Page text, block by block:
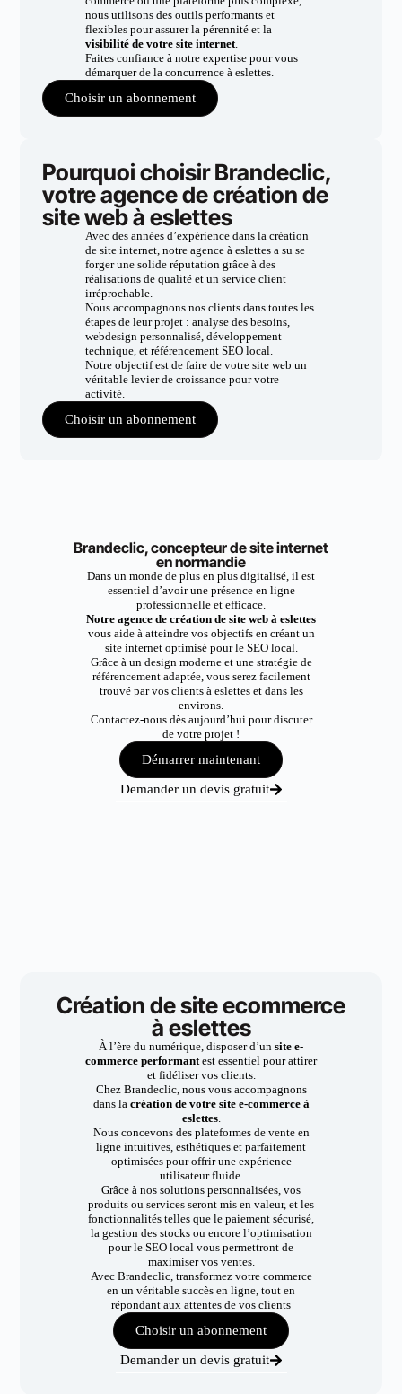
nous utilisons des outils performants et
flexibles pour assurer la pérennité et la
visibilité de votre site internet.
Faites confiance à notre expertise pour vous
démarquer de la concurrence à eslettes.
Choisir un abonnement
Pourquoi choisir Brandeclic,
votre agence de création de
site web à eslettes
Avec des années d’expérience dans la création
de site internet, notre agence à eslettes a su se
forger une solide réputation grâce à des
réalisations de qualité et un service client
irréprochable.
Nous accompagnons nos clients dans toutes les
étapes de leur projet : analyse des besoins,
webdesign personnalisé, développement
technique, et référencement SEO local.
Notre objectif est de faire de votre site web un
véritable levier de croissance pour votre
activité.
Choisir un abonnement
Brandeclic, concepteur de site internet
en normandie
Dans un monde de plus en plus digitalisé, il est
essentiel d’avoir une présence en ligne
professionnelle et efficace.
Notre agence de création de site web à eslettes
vous aide à atteindre vos objectifs en créant un
site internet optimisé pour le SEO local.
Grâce à un design moderne et une stratégie de
référencement adaptée, vous serez facilement
trouvé par vos clients à eslettes et dans les
environs.
Contactez-nous dès aujourd’hui pour discuter
de votre projet !
Démarrer maintenant
Demander un devis gratuit
Création de site ecommerce
à eslettes
À l’ère du numérique, disposer d’un site e-
commerce performantest essentiel pour attirer
et fidéliser vos clients.
Chez Brandeclic, nous vous accompagnons
dans la création de votre site e-commerce à
eslettes.
Nous concevons des plateformes de vente en
ligne intuitives, esthétiques et parfaitement
optimisées pour offrir une expérience
utilisateur fluide.
Grâce à nos solutions personnalisées, vos
produits ou services seront mis en valeur, et les
fonctionnalités telles que le paiement sécurisé,
la gestion des stocks ou encore l’optimisation
pour le SEO local vous permettront de
maximiser vos ventes.
Avec Brandeclic, transformez votre commerce
en un véritable succès en ligne, tout en
répondant aux attentes de vos clients
Choisir un abonnement
Demander un devis gratuit